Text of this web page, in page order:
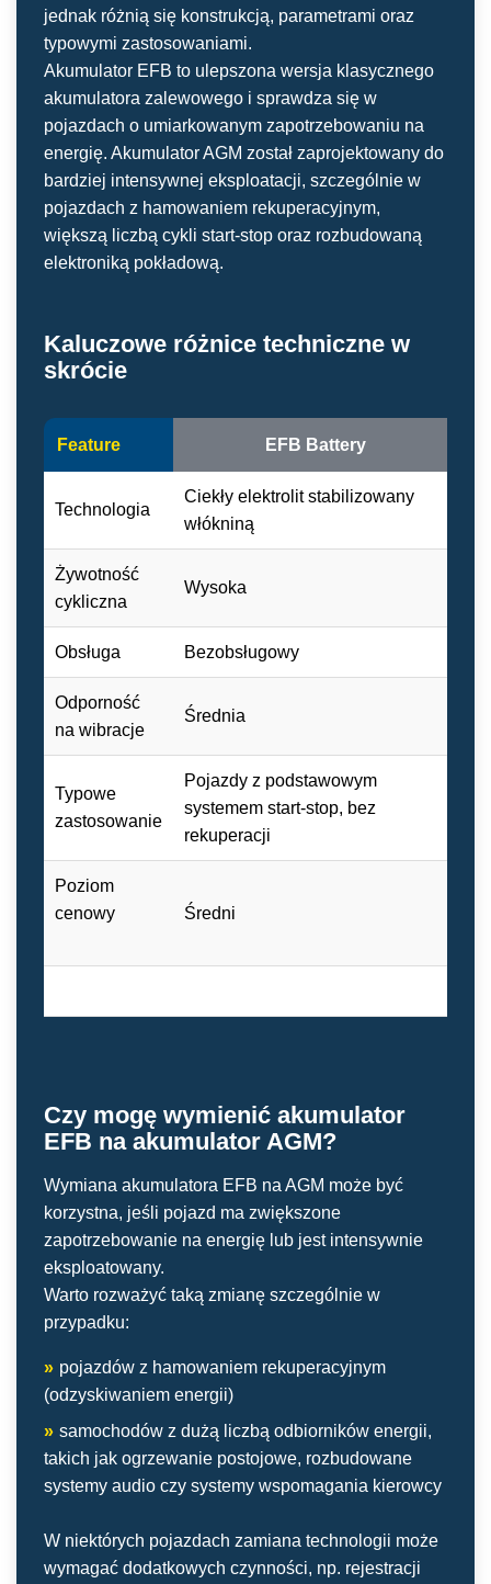
jednak różnią się konstrukcją, parametrami oraz
typowymi zastosowaniami.
Akumulator EFB to ulepszona wersja klasycznego
akumulatora zalewowego i sprawdza się w
pojazdach o umiarkowanym zapotrzebowaniu na
energię. Akumulator AGM został zaprojektowany do
bardziej intensywnej eksploatacji, szczególnie w
pojazdach z hamowaniem rekuperacyjnym,
większą liczbą cykli start-stop oraz rozbudowaną
elektroniką pokładową.
Kaluczowe różnice techniczne w
skrócie
Feature EFB Battery
Technologia
Ciekły elektrolit stabilizowany
włókniną
Żywotność
cykliczna
Wysoka
Obsługa Bezobsługowy
Odporność
na wibracje
Średnia
Typowe
zastosowanie
Pojazdy z podstawowym
systemem start-stop, bez
rekuperacji
Poziom
cenowy
Średni
Czy mogę wymienić akumulator
EFB na akumulator AGM?
Wymiana akumulatora EFB na AGM może być
korzystna, jeśli pojazd ma zwiększone
zapotrzebowanie na energię lub jest intensywnie
eksploatowany.
Warto rozważyć taką zmianę szczególnie w
przypadku:
» pojazdów z hamowaniem rekuperacyjnym
(odzyskiwaniem energii)
» samochodów z dużą liczbą odbiorników energii,
takich jak ogrzewanie postojowe, rozbudowane
systemy audio czy systemy wspomagania kierowcy
W niektórych pojazdach zamiana technologii może
wymagać dodatkowych czynności, np. rejestracji